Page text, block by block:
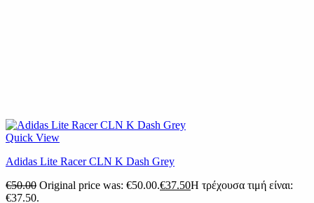
Quick View
Adidas Lite Racer CLN K Dash Grey
€50.00 Original price was: €50.00.€37.50Η τρέχουσα τιμή είναι:
€37.50.